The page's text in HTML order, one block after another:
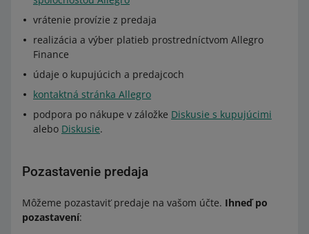
vrátenie provízie z predaja
realizácia a výber platieb prostredníctvom Allegro
Finance
údaje o kupujúcich a predajcoch
kontaktná stránka Allegro
podpora po nákupe v záložke Diskusie s kupujúcimi
alebo Diskusie.
Pozastavenie predaja
Môžeme pozastaviť predaje na vašom účte. Ihneď po
pozastavení: